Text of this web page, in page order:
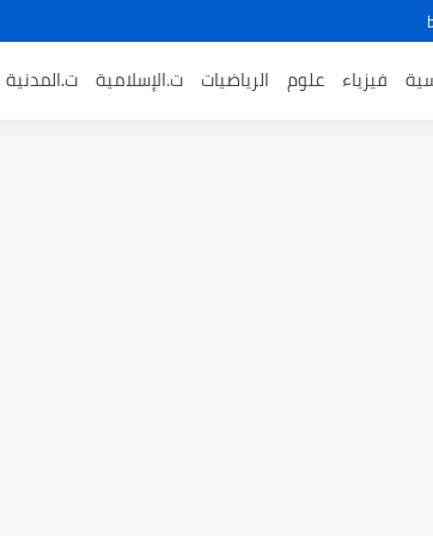
فيزياء علوم الرياضيات ت.الإسلامية ت.المدنية